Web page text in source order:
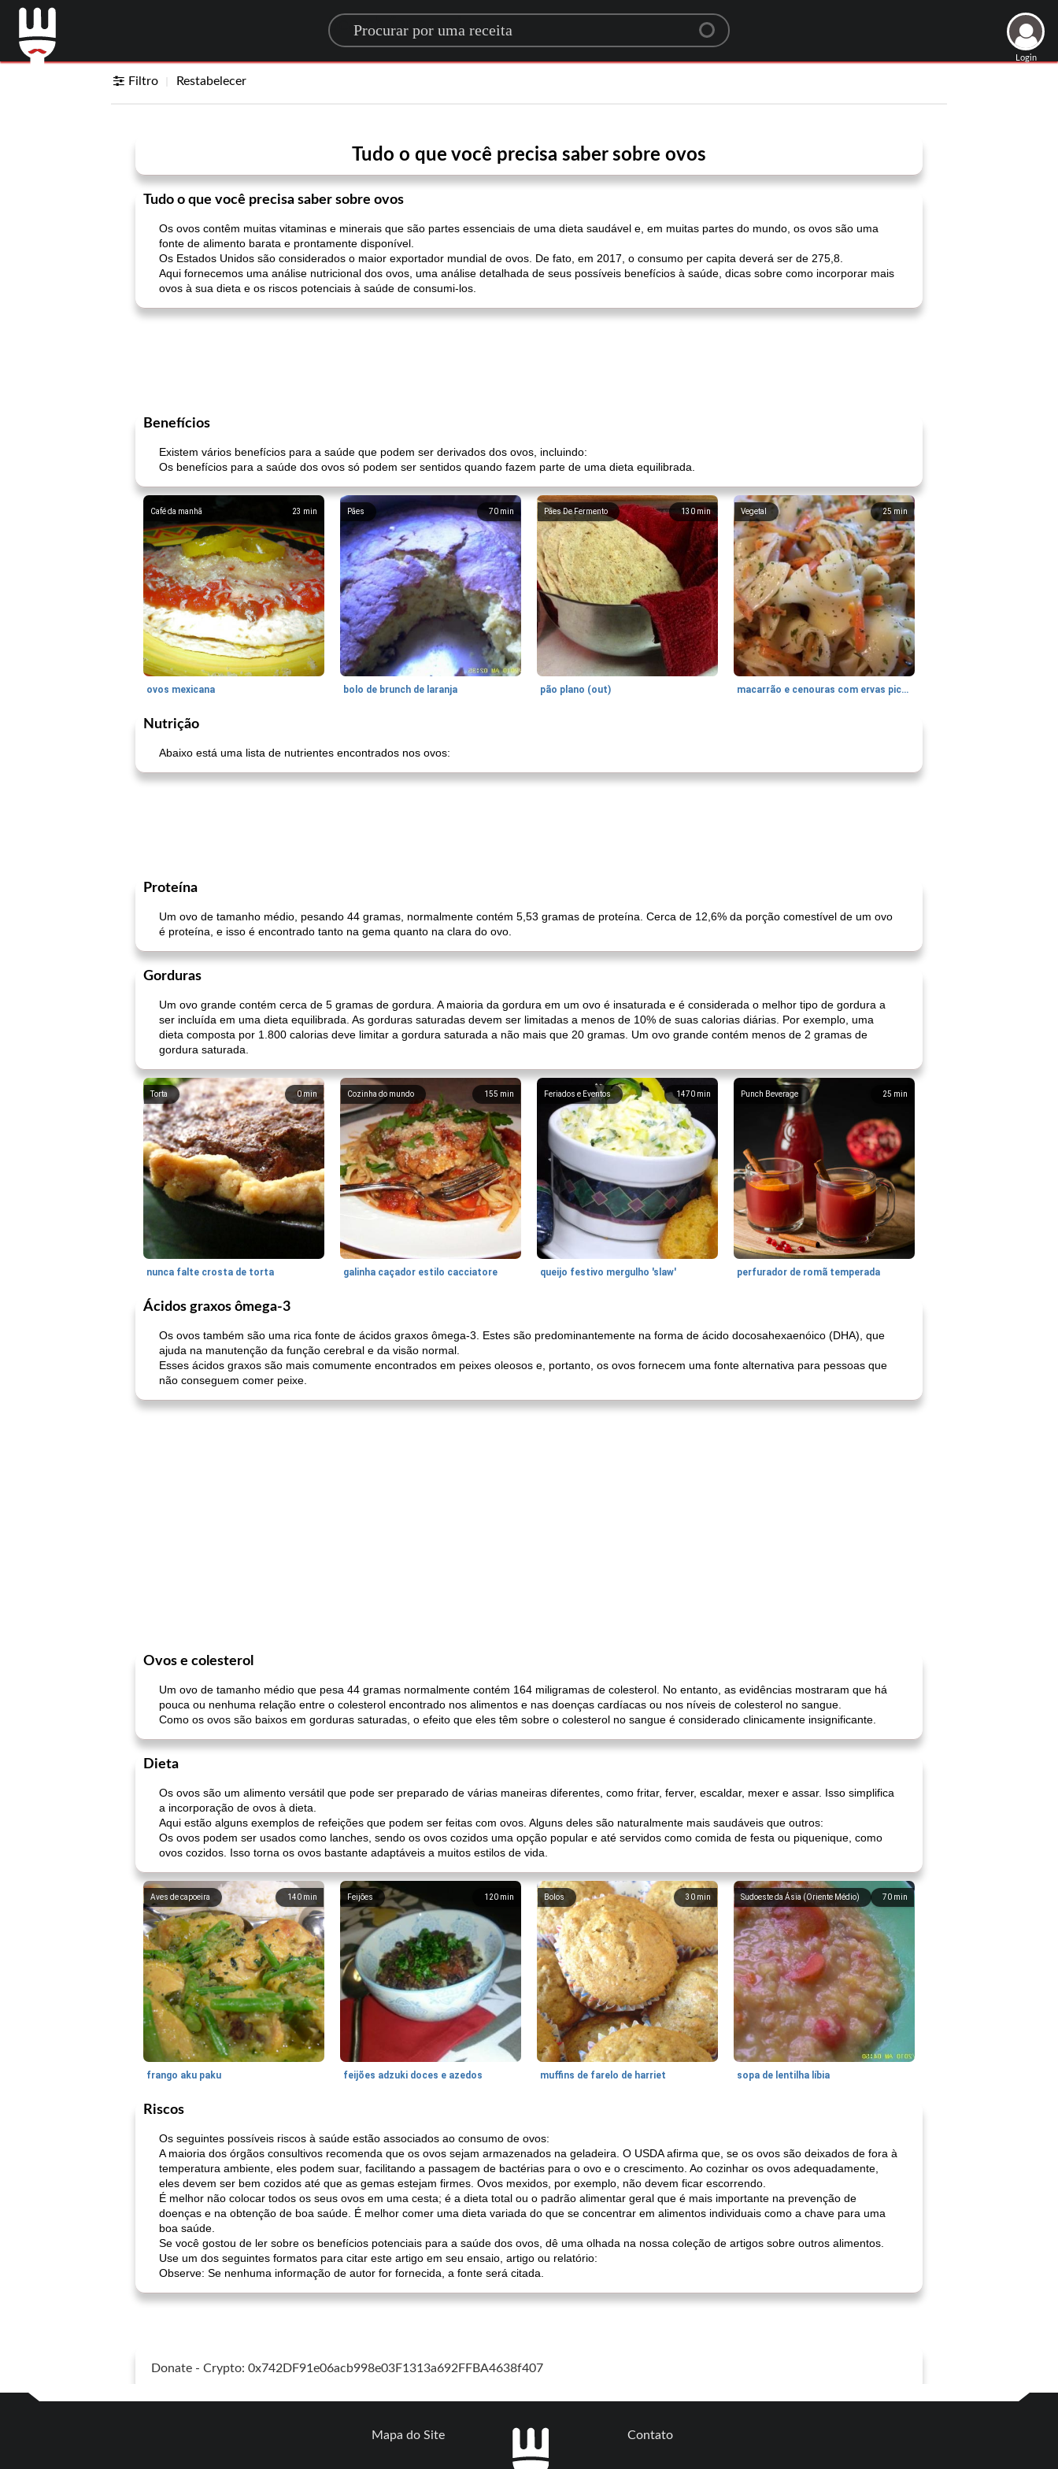
Search for a recipe
Login
Filtro Restabelecer
Tudo o que você precisa saber sobre ovos
Tudo o que você precisa saber sobre ovos
Os ovos contêm muitas vitaminas e minerais que são partes essenciais de uma dieta saudável e, em muitas partes do mundo, os ovos são uma
fonte de alimento barata e prontamente disponível.
Os Estados Unidos são considerados o maior exportador mundial de ovos. De fato, em 2017, o consumo per capita deverá ser de 275,8.
Aqui fornecemos uma análise nutricional dos ovos, uma análise detalhada de seus possíveis benefícios à saúde, dicas sobre como incorporar mais
ovos à sua dieta e os riscos potenciais à saúde de consumi-los.
Benefícios
Existem vários benefícios para a saúde que podem ser derivados dos ovos, incluindo:
Os benefícios para a saúde dos ovos só podem ser sentidos quando fazem parte de uma dieta equilibrada.
23 min
Café da manhã
ovos mexicana
70 min
Pães
bolo de brunch de laranja
130 min
Pães De Fermento
pão plano (out)
25 min
Vegetal
macarrão e cenouras com ervas picadas
Nutrição
Abaixo está uma lista de nutrientes encontrados nos ovos:
Proteína
Um ovo de tamanho médio, pesando 44 gramas, normalmente contém 5,53 gramas de proteína. Cerca de 12,6% da porção comestível de um ovo
é proteína, e isso é encontrado tanto na gema quanto na clara do ovo.
Gorduras
Um ovo grande contém cerca de 5 gramas de gordura. A maioria da gordura em um ovo é insaturada e é considerada o melhor tipo de gordura a
ser incluída em uma dieta equilibrada. As gorduras saturadas devem ser limitadas a menos de 10% de suas calorias diárias. Por exemplo, uma
dieta composta por 1.800 calorias deve limitar a gordura saturada a não mais que 20 gramas. Um ovo grande contém menos de 2 gramas de
gordura saturada.
0min
Torta
nunca falte crosta de torta
155 min
Cozinha do mundo
galinha caçador estilo cacciatore
1470 min
Feriados e Eventos
queijo festivo mergulho 'slaw'
25 min
Punch Beverage
perfurador de romã temperada
Ácidos graxos ômega-3
Os ovos também são uma rica fonte de ácidos graxos ômega-3. Estes são predominantemente na forma de ácido docosahexaenóico (DHA), que
ajuda na manutenção da função cerebral e da visão normal.
Esses ácidos graxos são mais comumente encontrados em peixes oleosos e, portanto, os ovos fornecem uma fonte alternativa para pessoas que
não conseguem comer peixe.
Ovos e colesterol
Um ovo de tamanho médio que pesa 44 gramas normalmente contém 164 miligramas de colesterol. No entanto, as evidências mostraram que há
pouca ou nenhuma relação entre o colesterol encontrado nos alimentos e nas doenças cardíacas ou nos níveis de colesterol no sangue.
Como os ovos são baixos em gorduras saturadas, o efeito que eles têm sobre o colesterol no sangue é considerado clinicamente insignificante.
Dieta
Os ovos são um alimento versátil que pode ser preparado de várias maneiras diferentes, como fritar, ferver, escaldar, mexer e assar. Isso simplifica
a incorporação de ovos à dieta.
Aqui estão alguns exemplos de refeições que podem ser feitas com ovos. Alguns deles são naturalmente mais saudáveis ​​que outros:
Os ovos podem ser usados ​​como lanches, sendo os ovos cozidos uma opção popular e até servidos como comida de festa ou piquenique, como
ovos cozidos. Isso torna os ovos bastante adaptáveis ​​a muitos estilos de vida.
140 min
Aves de capoeira
frango aku paku
120 min
Feijões
feijões adzuki doces e azedos
30 min
Bolos
muffins de farelo de harriet
70 min
Sudoeste da Ásia (Oriente Médio)
sopa de lentilha líbia
Riscos
Os seguintes possíveis riscos à saúde estão associados ao consumo de ovos:
A maioria dos órgãos consultivos recomenda que os ovos sejam armazenados na geladeira. O USDA afirma que, se os ovos são deixados de fora à
temperatura ambiente, eles podem suar, facilitando a passagem de bactérias para o ovo e o crescimento. Ao cozinhar os ovos adequadamente,
eles devem ser bem cozidos até que as gemas estejam firmes. Ovos mexidos, por exemplo, não devem ficar escorrendo.
É melhor não colocar todos os seus ovos em uma cesta; é a dieta total ou o padrão alimentar geral que é mais importante na prevenção de
doenças e na obtenção de boa saúde. É melhor comer uma dieta variada do que se concentrar em alimentos individuais como a chave para uma
boa saúde.
Se você gostou de ler sobre os benefícios potenciais para a saúde dos ovos, dê uma olhada na nossa coleção de artigos sobre outros alimentos.
Use um dos seguintes formatos para citar este artigo em seu ensaio, artigo ou relatório:
Observe: Se nenhuma informação de autor for fornecida, a fonte será citada.
Donate - Crypto: 0x742DF91e06acb998e03F1313a692FFBA4638f407
Mapa do Site Contato